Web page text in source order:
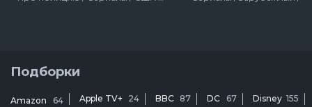
Подборки
Amazon 64 Apple TV+ 24 BBC 87 DC 67 Disney 155